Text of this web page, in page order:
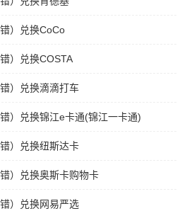
）兑换CoCo
）兑换COSTA
）兑换滴滴打车
）兑换锦江e卡通(锦江一卡通)
）兑换纽斯达卡
）兑换奥斯卡购物卡
）兑换网易严选